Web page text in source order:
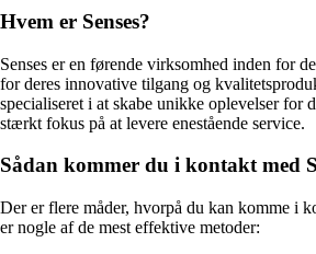
Hvem er Senses?
Senses er en førende virksomhed inden for
for deres innovative tilgang og
specialiseret i at skabe unikke oplevelser for
stærkt fokus på at levere enestående service.
Sådan kommer du i kontakt med
Der er flere måder, hvorpå du kan komme i
er nogle af de mest effektive metoder: